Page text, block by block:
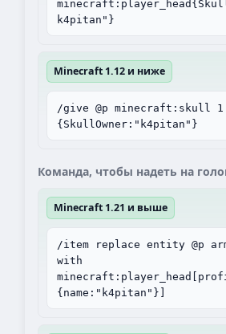
k4pitan"}
Minecraft 1.12 и ниже
/give @p minecraft:skull 1
{SkullOwner:"k4pitan"}
Команда, чтобы надеть на
Minecraft 1.21 и выше
/item replace entity @p
with
{name:"k4pitan"}]